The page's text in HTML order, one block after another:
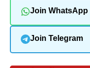
Join WhatsApp
Join Telegram